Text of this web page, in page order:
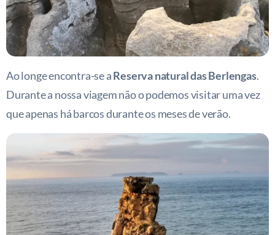
Ao longe encontra-se aReserva natural das Berlengas.
Durante a nossa viagem não o podemos visitar uma vez
que apenas há barcos durante os meses de verão.